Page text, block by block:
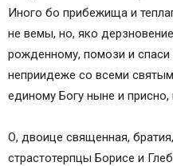
Иного бо прибежища и
не вемы, но, яко
рожденному, помози и
неприидеже со всеми
единому Богу ныне и
О, двоице священная,
страстотерпцы Борисе и